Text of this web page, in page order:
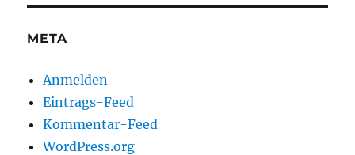
META
Anmelden
Eintrags-Feed
Kommentar-Feed
WordPress.org